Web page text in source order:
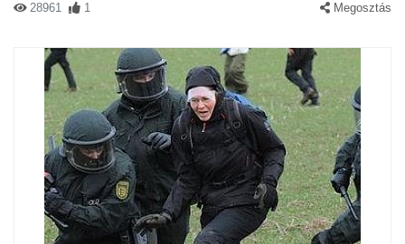
28961 1 Megosztás